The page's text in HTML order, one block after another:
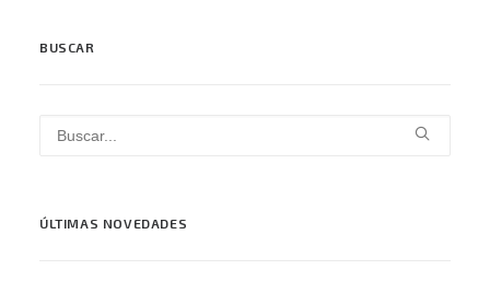
BUSCAR
ÚLTIMAS NOVEDADES